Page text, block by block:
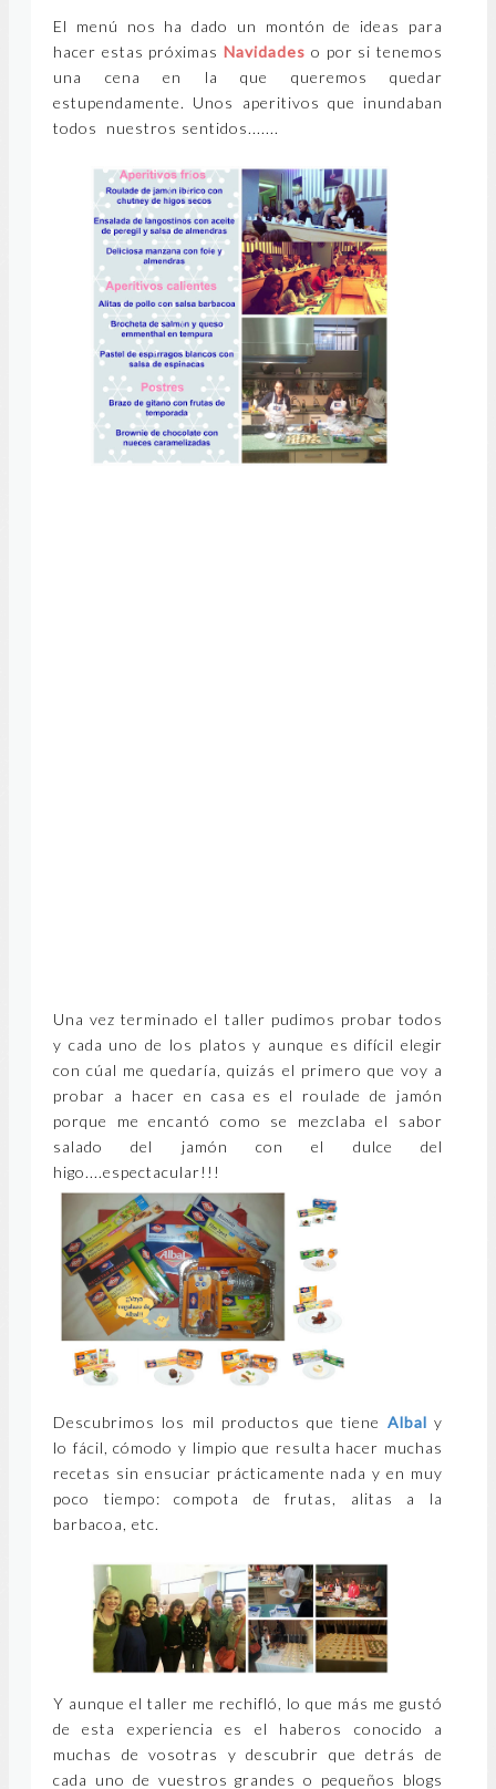
El menú nos ha dado un montón de ideas para
hacer estas próximasNavidades o por si tenemos
una cena en la que queremos quedar
estupendamente. Unos aperitivos que inundaban
todos nuestros sentidos.......
Una vez terminado el taller pudimos probar todos
y cada uno de los platos y aunque es difícil elegir
con cúal me quedaría, quizás el primero que voy a
probar a hacer en casa es el roulade de jamón
porque me encantó como se mezclaba el sabor
salado del jamón con el dulce del
higo....espectacular!!!
Descubrimos los mil productos que tiene Albal y
lo fácil, cómodo y limpio que resulta hacer muchas
recetas sin ensuciar prácticamente nada y en muy
poco tiempo: compota de frutas, alitas a la
barbacoa, etc.
Y aunque el taller me rechifló, lo que más me gustó
de esta experiencia es el haberos conocido a
muchas de vosotras y descubrir que detrás de
cada uno de vuestros grandes o pequeños blogs